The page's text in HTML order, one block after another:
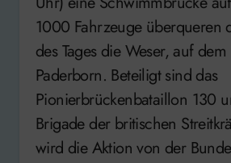
1000 Fahrzeuge überqueren
des Tages die Weser, auf
Paderborn. Beteiligt sind das
Pionierbrückenbataillon 130
Brigade der britischen
wird die Aktion von der